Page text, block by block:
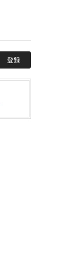
登録